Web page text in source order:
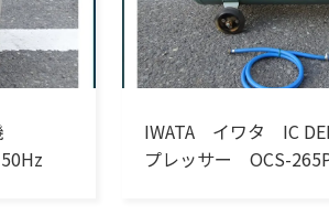
IWATA イワタ IC
プレッサー OCS-